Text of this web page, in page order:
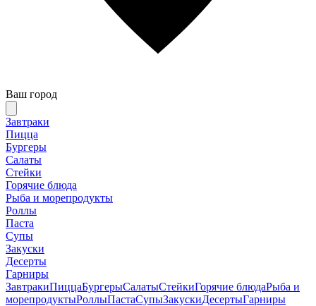
Ваш город
Завтраки
Пицца
Бургеры
Салаты
Стейки
Горячие блюда
Рыба и морепродукты
Роллы
Паста
Супы
Закуски
Десерты
Гарниры
ЗавтракиПиццаБургерыСалатыСтейкиГорячие блюдаРыба и
морепродуктыРоллыПастаСупыЗакускиДесертыГарниры